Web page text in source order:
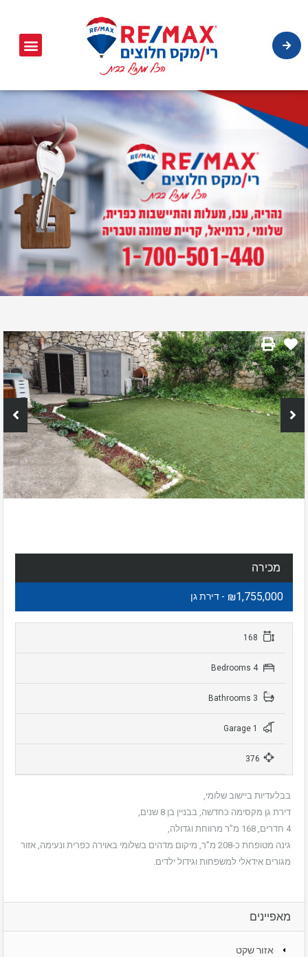
מכירה
₪1,755,000 - דירת גן
4 Bedrooms
376
בבלעדיות ביישוב שלומי,
דירת גן מקסימה כחדשה, בבניין בן 8 שנים,
4 חדרים, 168 מ”ר מרווחת וגדולה,
גינה מטופחת כ-208 מ”ר, מיקום מדהים בשלומי באוירה כפרית ונעימה, אזור
מגורים אידאלי למשפחות וגידול ילדים.
מאפיינים
אזור שקט